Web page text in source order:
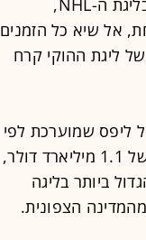
שווי הקבוצות בספורט האמריקאי ממשיך לנסוק. הפעם מדובר בליגת ה-NHL,
עונה אחת, אל שיא כל הזמנים
של ליגת ההוקי קרח
ליפס שמוערכת לפי
"פורבס" ב-1.3 מיליארד דולר; אחריה ניו יורק ריינג'רס עם שווי של 1.1 מיליארד דולר,
ביותר בליגה
הצפונית.